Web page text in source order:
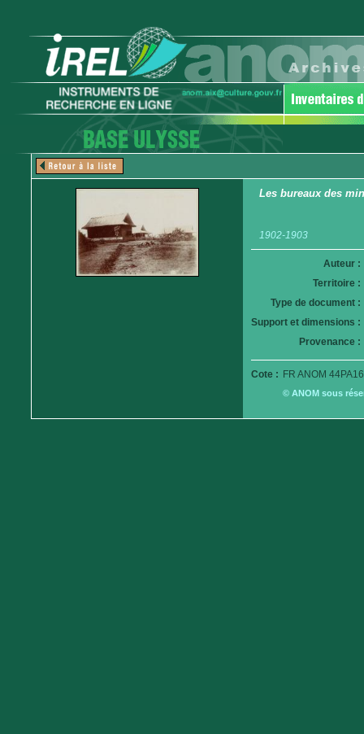
Les bureaux des
1902-1903
Auteur :
Territoire :
Type de document :
Support et dimensions :
Provenance :
Cote : FR ANOM
© ANOM sous